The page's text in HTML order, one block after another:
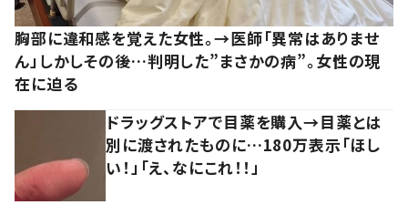
胸部に違和感を覚えた女性。→医師「異常はありませ
ん」しかしその後…判明した”まさかの病”。女性の現
在に迫る
ドラッグストアで目薬を購入→目薬とは
別に渡されたものに…180万表示「ほし
い！」「え、なにこれ！！」